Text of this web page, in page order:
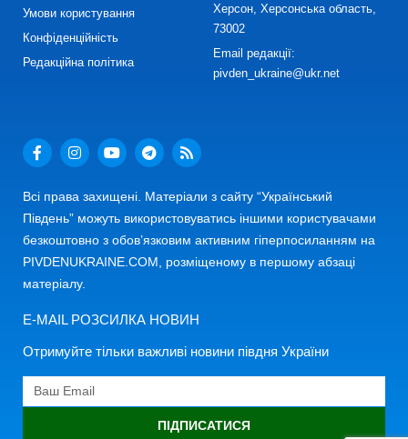
Умови користування
Конфіденційність
Редакційна політика
Херсон, Херсонська область,
73002
Email редакції:
pivden_ukraine@ukr.net
Всі права захищені. Матеріали з сайту “Український
Південь” можуть використовуватись іншими користувачами
безкоштовно з обов’язковим активним гіперпосиланням на
PIVDENUKRAINE.COM, розміщеному в першому абзаці
матеріалу.
E-MAIL РОЗСИЛКА НОВИН
Отримуйте тільки важливі новини півдня України
ПІДПИСАТИСЯ